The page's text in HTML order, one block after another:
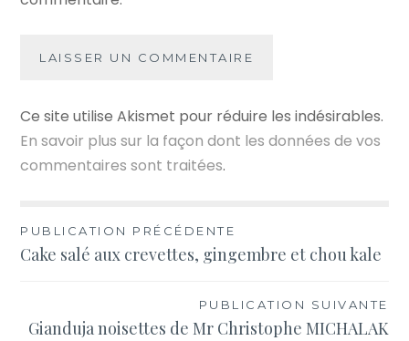
Ce site utilise Akismet pour réduire les indésirables.
En savoir plus sur la façon dont les données de vos
commentaires sont traitées.
Navigation
de
PUBLICATION PRÉCÉDENTE
Cake salé aux crevettes, gingembre et chou kale
PUBLICATION SUIVANTE
Gianduja noisettes de Mr Christophe MICHALAK